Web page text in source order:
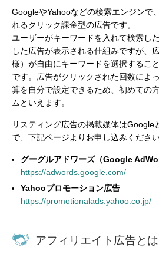
GoogleやYahooなどの検索エンジンで
れるクリック課金型の広告です。
ユーザーがキーワードを入れて検索し
した広告が表示される仕組みですが、
様）が自由にキーワードを選択するこ
です。広告がクリックされた回数によ
算を自分で設定できるため、初めての
ムといえます。
リスティング広告の掲載媒体はGoogle
で、下記ページよりお申し込みください
グーグルアドワーズ（Google
https://adwords.google.com/
Yahooプロモーション広告
https://promotionalads.yahoo.co.jp/
アフィリエイト広告とは